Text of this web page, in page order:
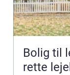
Bolig til
rette